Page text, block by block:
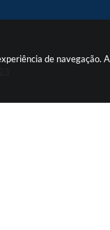
de navegação.